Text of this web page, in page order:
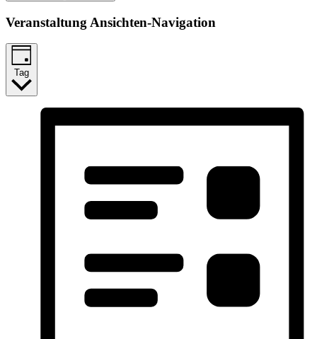
Veranstaltung Ansichten-Navigation
Tag